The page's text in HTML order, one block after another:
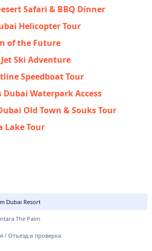
Safari & BBQ Dinner
Helicopter Tour
of the Future
Ski Adventure
Speedboat Tour
Dubai Waterpark Access
Old Town & Souks Tour
Lake Tour
Dubai Resort
The Palm
/ Отъезд и проверка